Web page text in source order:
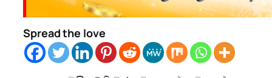
Spread the love